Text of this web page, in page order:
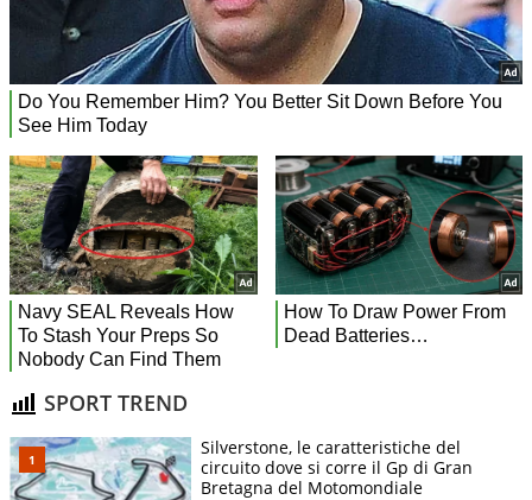
SPORT TREND
Silverstone, le caratteristiche del
circuito dove si corre il Gp di Gran
Bretagna del Motomondiale